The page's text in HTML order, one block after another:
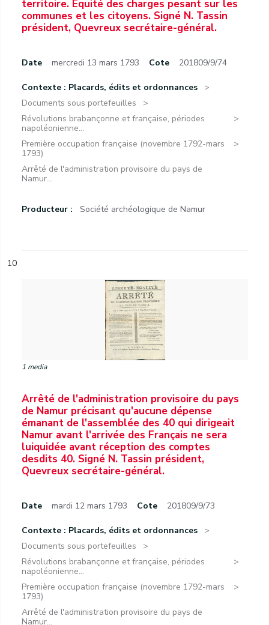
territoire. Equité des charges pesant sur les
communes et les citoyens. Signé N. Tassin
président, Quevreux secrétaire-général.
Date mercredi 13 mars 1793 Cote 201809/9/74
Contexte : Placards, édits et ordonnances
Documents sous portefeuilles
Révolutions brabançonne et française, périodes
napoléonienne...
Première occupation française (novembre 1792-mars
1793)
Arrêté de l'administration provisoire du pays de
Namur...
Producteur : Société archéologique de Namur
10
1 media
Arrêté de l'administration provisoire du pays
de Namur précisant qu'aucune dépense
émanant de l'assemblée des 40 qui dirigeait
Namur avant l'arrivée des Français ne sera
luiquidée avant réception des comptes
desdits 40. Signé N. Tassin président,
Quevreux secrétaire-général.
Date mardi 12 mars 1793 Cote 201809/9/73
Contexte : Placards, édits et ordonnances
Documents sous portefeuilles
Révolutions brabançonne et française, périodes
napoléonienne...
Première occupation française (novembre 1792-mars
1793)
Arrêté de l'administration provisoire du pays de
Namur...